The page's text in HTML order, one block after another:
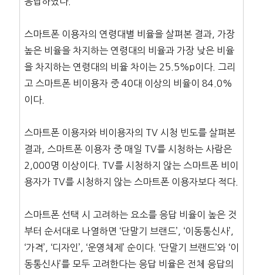
스마트폰 이용자의 연령대별 비율을 살펴본 결과, 가장
높은 비율을 차지하는 연령대의 비율과 가장 낮은 비율
을 차지하는 연령대의 비율 차이는 25.5%p이다. 그리
고 스마트폰 비이용자 중 40대 이상의 비율이 84.0%
이다.
스마트폰 이용자와 비이용자의 TV 시청 빈도를 살펴본
결과, 스마트폰 이용자 중 매일 TV를 시청하는 사람은
2,000명 이상이다. TV를 시청하지 않는 스마트폰 비이
용자가 TV를 시청하지 않는 스마트폰 이용자보다 적다.
스마트폰 선택 시 고려하는 요소를 응답 비율이 높은 것
부터 순서대로 나열하면 ‘단말기 브랜드’, ‘이동통신사’,
‘가격’, ‘디자인’, ‘운영체제’ 순이다. ‘단말기 브랜드’와 ‘이
동통신사’를 모두 고려한다는 응답 비율은 전체 응답의